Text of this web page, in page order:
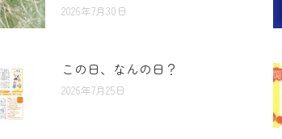
2026年7月30日
この日、なんの日？
2026年7月25日